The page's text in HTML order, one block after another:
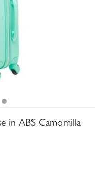
in ABS Camomilla